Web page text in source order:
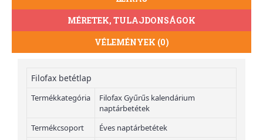
MÉRETEK, TULAJDONSÁGOK
VÉLEMÉNYEK (0)
Filofax betétlap
Termékkategória
Filofax Gyűrűs kalendárium
naptárbetétek
Termékcsoport
Éves naptárbetétek